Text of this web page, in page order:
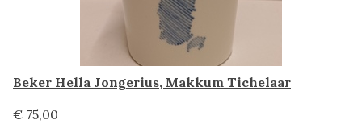
Beker Hella Jongerius, Makkum Tichelaar
€ 75,00